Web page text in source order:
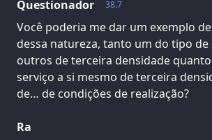
38.7
Questionador
Você poderia me dar um exemplo
dessa natureza, tanto um do tipo de
outros de terceira densidade
serviço a si mesmo de terceira
de… de condições de realização?
Ra